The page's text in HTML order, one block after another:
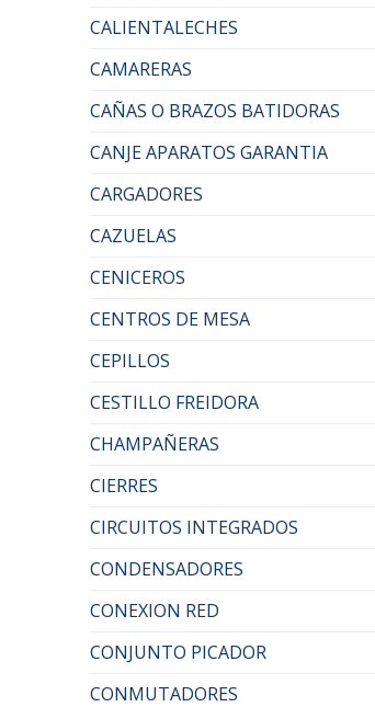
CALIENTALECHES
CAMARERAS
CAÑAS O BRAZOS BATIDORAS
CANJE APARATOS GARANTIA
CARGADORES
CAZUELAS
CENICEROS
CENTROS DE MESA
CEPILLOS
CESTILLO FREIDORA
CHAMPAÑERAS
CIERRES
CIRCUITOS INTEGRADOS
CONDENSADORES
CONEXION RED
CONJUNTO PICADOR
CONMUTADORES